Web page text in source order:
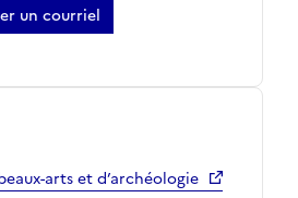
un courriel
arts et d’archéologie